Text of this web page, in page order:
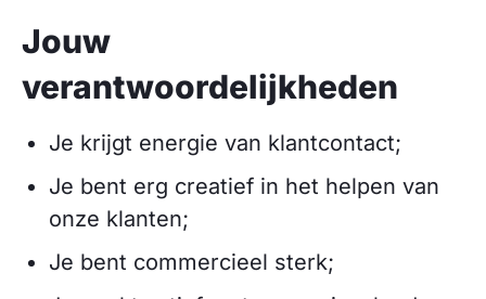
Jouw
verantwoordelijkheden
Je krijgt energie van klantcontact;
Je bent erg creatief in het helpen van
onze klanten;
Je bent commercieel sterk;